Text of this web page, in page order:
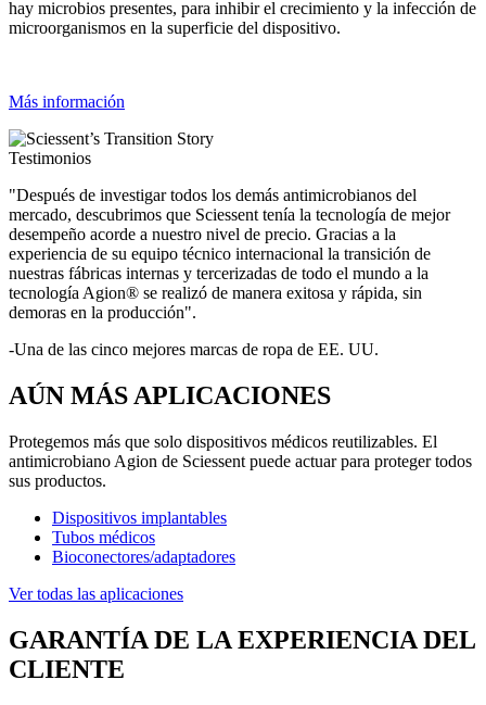
hay microbios presentes, para inhibir el crecimiento y la infección de
microorganismos en la superficie del dispositivo.
Más información
Testimonios
"Después de investigar todos los demás antimicrobianos del
mercado, descubrimos que Sciessent tenía la tecnología de mejor
desempeño acorde a nuestro nivel de precio. Gracias a la
experiencia de su equipo técnico internacional la transición de
nuestras fábricas internas y tercerizadas de todo el mundo a la
tecnología Agion® se realizó de manera exitosa y rápida, sin
demoras en la producción".
-Una de las cinco mejores marcas de ropa de EE. UU.
AÚN MÁS APLICACIONES
Protegemos más que solo dispositivos médicos reutilizables. El
antimicrobiano Agion de Sciessent puede actuar para proteger todos
sus productos.
Dispositivos implantables
Tubos médicos
Bioconectores/adaptadores
Ver todas las aplicaciones
GARANTÍA DE LA EXPERIENCIA DEL
CLIENTE